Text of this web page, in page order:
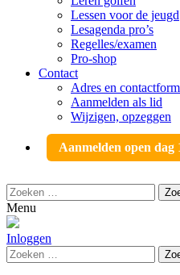
Lessen voor de jeugd
Lesagenda pro’s
Regelles/examen
Pro-shop
Contact
Adres en
Aanmelden als lid
Wijzigen, opzeggen
Aanmelden open dag
Zoeken
naar:
Menu
Inloggen
Zoeken
naar: